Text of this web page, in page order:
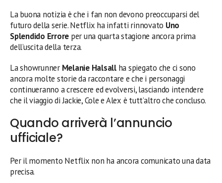
La buona notizia è che i fan non devono preoccuparsi del
futuro della serie. Netflix ha infatti rinnovato Uno
Splendido Errore per una quarta stagione ancora prima
dell’uscita della terza.
La showrunner Melanie Halsallha spiegato che ci sono
ancora molte storie da raccontare e che i personaggi
continueranno a crescere ed evolversi, lasciando intendere
che il viaggio di Jackie, Cole e Alex è tutt’altro che concluso.
Quando arriverà l’annuncio
ufficiale?
Per il momento Netflix non ha ancora comunicato una data
precisa.